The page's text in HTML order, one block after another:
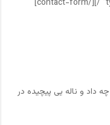
داد و ناله یی پیچیده در